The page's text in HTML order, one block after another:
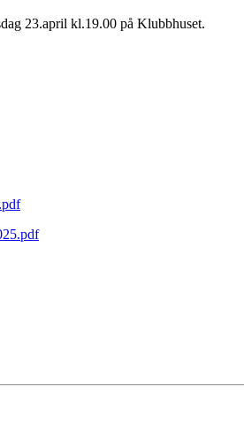
23.april kl.19.00 på Klubbhuset.